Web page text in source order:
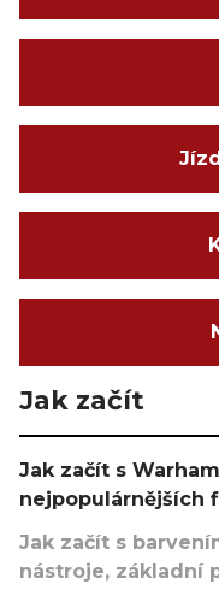
Jak začít
Jak začít s
nejpopulárnějších
Jak začít s
nástroje, základní